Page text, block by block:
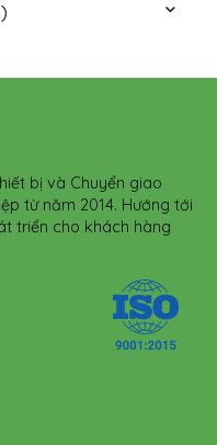
bị và Chuyển giao
từ năm 2014. Hướng tới
triển cho khách hàng